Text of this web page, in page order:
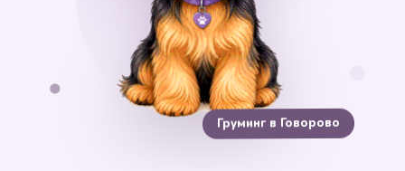
Груминг в Говорово